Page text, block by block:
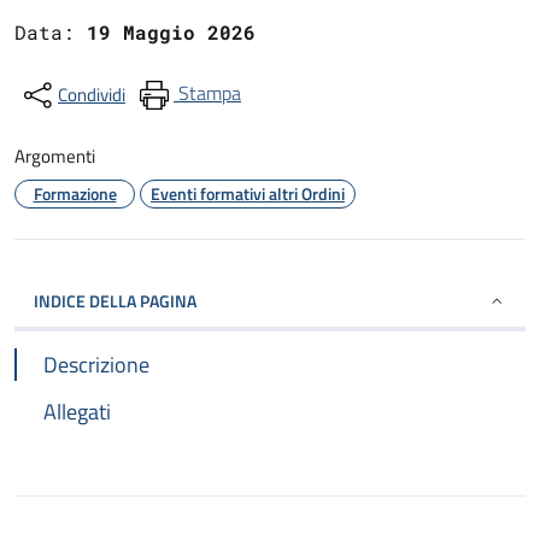
Data: 19 Maggio 2026
Condividi Stampa
Argomenti
Formazione Eventi formativi altri Ordini
INDICE DELLA PAGINA
Descrizione
Allegati